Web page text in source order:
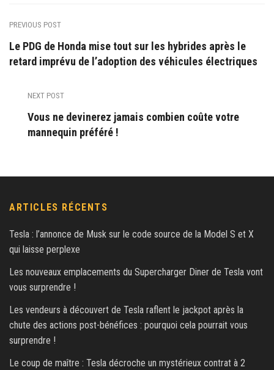
PREVIOUS POST
Le PDG de Honda mise tout sur les hybrides après le
retard imprévu de l’adoption des véhicules électriques
NEXT POST
Vous ne devinerez jamais combien coûte votre
mannequin préféré !
ARTICLES RÉCENTS
Tesla : l’annonce de Musk sur le code source de la Model S et X
qui laisse perplexe
Les nouveaux emplacements du Supercharger Diner de Tesla vont
vous surprendre !
Les vendeurs à découvert de Tesla raflent le jackpot après la
chute des actions post-bénéfices : pourquoi cela pourrait vous
surprendre !
Le coup de maître : Tesla décroche un mystérieux contrat à 2